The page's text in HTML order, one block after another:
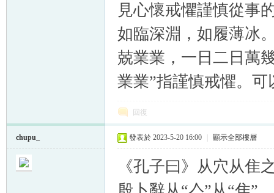
見心懷戒懼謹慎從事
如臨深淵，如履薄冰
兢業業，一日二日萬
業業”指謹慎戒懼。可
回復
chupu_ 發表於 2023-5-20 16:00 顯示全部樓層
《孔子曰》从穴从隹